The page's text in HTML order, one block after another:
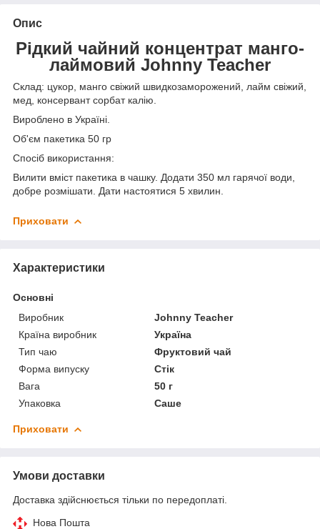
Опис
Рідкий чайний концентрат манго-
лаймовий Johnny Teacher
Склад: цукор, манго свіжий швидкозаморожений, лайм свіжий,
мед, консервант сорбат калію.
Вироблено в Україні.
Об'єм пакетика 50 гр
Спосіб використання:
Вилити вміст пакетика в чашку. Додати 350 мл гарячої води,
добре розмішати. Дати настоятися 5 хвилин.
Приховати
Характеристики
Основні
Виробник
Johnny Teacher
Країна виробник
Україна
Тип чаю
Фруктовий чай
Форма випуску
Стік
Вага
50 г
Упаковка
Саше
Приховати
Умови доставки
Доставка здійснюється тільки по передоплаті.
Нова Пошта